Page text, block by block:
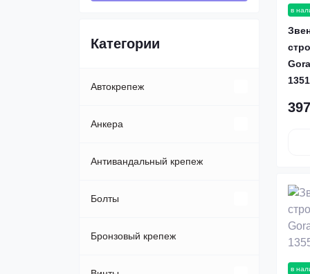
Категории
Автокрепеж
Клипсы, пистоны
Пластиковые автозаклепки
Анкера
Анкер-болт
Анкер-клин
Анкер-шпилька
Антивандальный крепеж
Болты
Автомобильные
Бронзовый крепеж
в
в